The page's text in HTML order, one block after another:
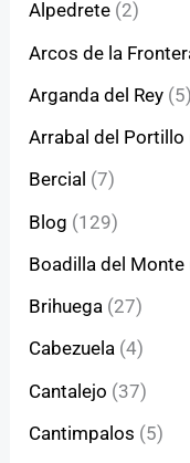
Alpedrete (2)
Arcos de la
Arganda del Rey (5)
Arrabal del Portillo
Bercial (7)
Blog (129)
Boadilla del Monte
Brihuega (27)
Cabezuela (4)
Cantalejo (37)
Cantimpalos (5)